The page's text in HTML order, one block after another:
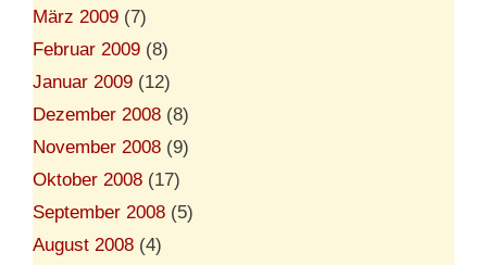
März 2009 (7)
Februar 2009 (8)
Januar 2009 (12)
Dezember 2008 (8)
November 2008 (9)
Oktober 2008 (17)
September 2008 (5)
August 2008 (4)